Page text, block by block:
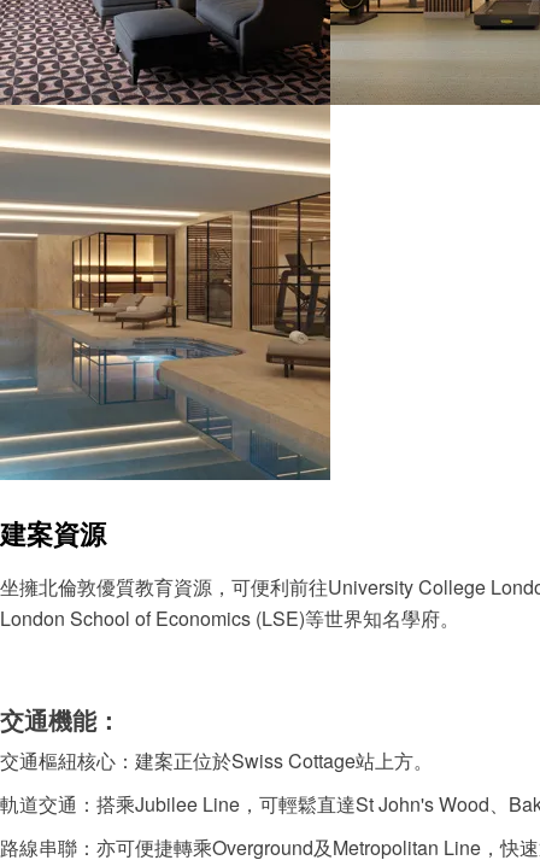
建案資源
坐擁北倫敦優質教育資源，可便利前往University College
London School of Economics (LSE)等世界知名學府。
交通機能：
交通樞紐核心：建案正位於Swiss Cottage站上方。
軌道交通：搭乘Jubilee Line，可輕鬆直達St John's Wood、
路線串聯：亦可便捷轉乘Overground及Metropolitan Line，快